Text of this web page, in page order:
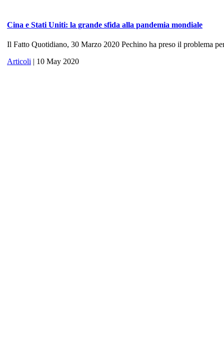
Cina e Stati Uniti: la grande sfida alla pandemia mondiale
Il Fatto Quotidiano, 30 Marzo 2020 Pechino ha preso il problema
Articoli | 10 May 2020